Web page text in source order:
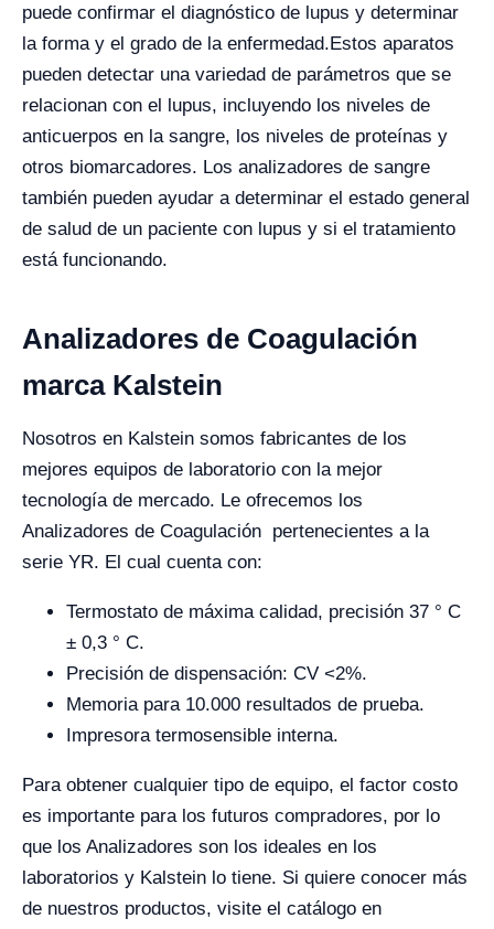
puede confirmar el diagnóstico de lupus y determinar
la forma y el grado de la enfermedad.Estos aparatos
pueden detectar una variedad de parámetros que se
relacionan con el lupus, incluyendo los niveles de
anticuerpos en la sangre, los niveles de proteínas y
otros biomarcadores. Los analizadores de sangre
también pueden ayudar a determinar el estado general
de salud de un paciente con lupus y si el tratamiento
está funcionando.
Analizadores de Coagulación
marca Kalstein
Nosotros en Kalstein somos fabricantes de los
mejores equipos de laboratorio con la mejor
tecnología de mercado. Le ofrecemos los
Analizadores de Coagulación pertenecientes a la
serie YR. El cual cuenta con:
Termostato de máxima calidad, precisión 37 ° C
± 0,3 ° C.
Precisión de dispensación: CV <2%.
Memoria para 10.000 resultados de prueba.
Impresora termosensible interna.
Para obtener cualquier tipo de equipo, el factor costo
es importante para los futuros compradores, por lo
que los Analizadores son los ideales en los
laboratorios y Kalstein lo tiene. Si quiere conocer más
de nuestros productos, visite el catálogo en